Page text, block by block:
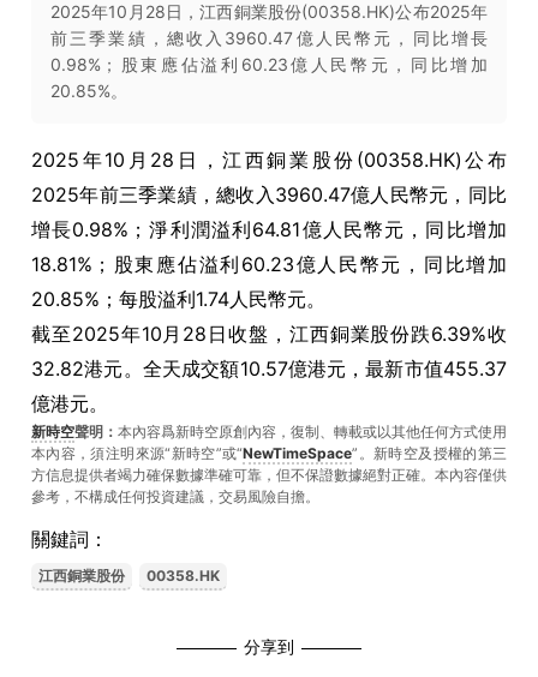
2025年10月28日，江西銅業股份(00358.HK)公布2025年
前三季業績，總收入3960.47億人民幣元，同比增長
0.98%；股東應佔溢利60.23億人民幣元，同比增加
20.85%。
2025年10月28日，江西銅業股份(00358.HK)公布
2025年前三季業績，總收入3960.47億人民幣元，同比
增長0.98%；淨利潤溢利64.81億人民幣元，同比增加
18.81%；股東應佔溢利60.23億人民幣元，同比增加
20.85%；每股溢利1.74人民幣元。
截至2025年10月28日收盤，江西銅業股份跌6.39%收
32.82港元。全天成交額10.57億港元，最新市值455.37
億港元。
新時空聲明： 本內容爲新時空原創內容，復制、轉載或以其他任何方式使用
本內容，須注明來源“新時空”或“NewTimeSpace”。新時空及授權的第三
方信息提供者竭力確保數據準確可靠，但不保證數據絕對正確。本內容僅供
參考，不構成任何投資建議，交易風險自擔。
關鍵詞：
江西銅業股份 00358.HK
分享到